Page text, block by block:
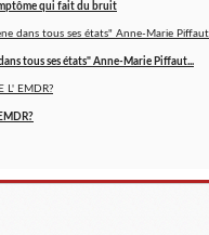
qui fait du bruit
tous ses états" Anne-Marie Piffaut...